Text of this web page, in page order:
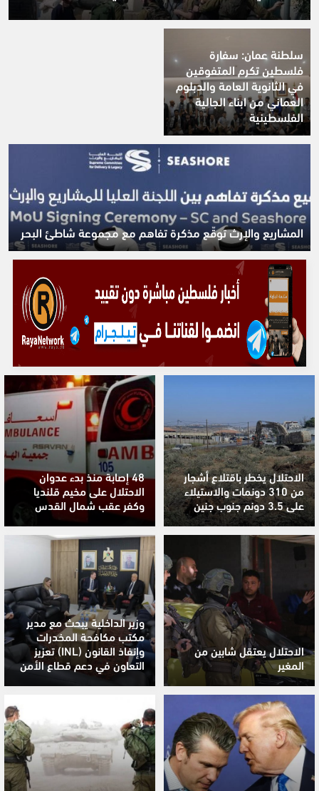
سلطنة عمان: سفارة
فلسطين تكرم المتفوقين
في الثانوية العامة والدبلوم
العُماني من ابناء الجالية
الفلسطينية
المشاريع والإرث توقّع مذكرة تفاهم مع مجموعة شاطئ البحر
الاحتلال يخطر باقتلاع أشجار
من 310 دونمات والاستيلاء
على 3.5 دونم جنوب جنين
48 إصابة منذ بدء عدوان
الاحتلال على مخيم قلنديا
وكفر عقب شمال القدس
الاحتلال يعتقل شابين من
المغير
وزير الداخلية يبحث مع مدير
مكتب مكافحة المخدرات
وإنفاذ القانون (INL) تعزيز
التعاون في دعم قطاع الأمن